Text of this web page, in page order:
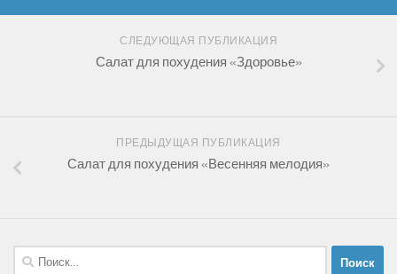
СЛЕДУЮЩАЯ ПУБЛИКАЦИЯ
Салат для похудения «Здоровье»
ПРЕДЫДУЩАЯ ПУБЛИКАЦИЯ
Салат для похудения «Весенняя мелодия»
Найти: